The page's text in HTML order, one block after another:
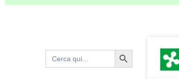
Search
for:
Search Button